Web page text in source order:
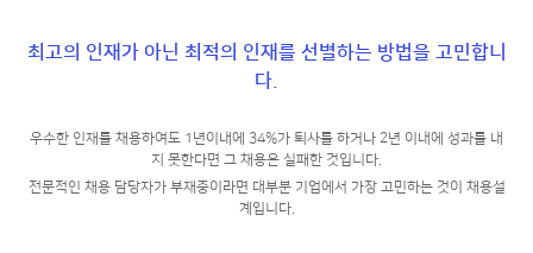
최고의 인재가 아닌 최적의 인재를 선별하는 방법을 고민합니
다.
우수한 인재를 채용하여도 1년이내에 34%가 퇴사를 하거나 2년 이내에 성과를 내
지 못한다면 그 채용은 실패한 것입니다.
전문적인 채용 담당자가 부재중이라면 대부분 기업에서 가장 고민하는 것이 채용설
계입니다.